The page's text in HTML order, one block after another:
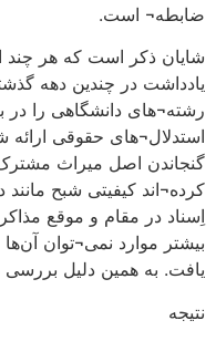
ضابطه¬ است.
شایان ذکر است که هر چند
یادداشت در چندین دهه
رشته¬های دانشگاهی را
استدلال¬های حقوقی
کرده¬اند کیفیتی شبح مانند
اِسناد در مقام و موقع
بیشتر موارد نمی¬توان
یافت. به همین دلیل
نتیجه